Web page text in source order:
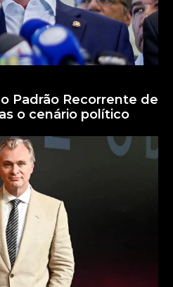
Padrão Recorrente de
o cenário político